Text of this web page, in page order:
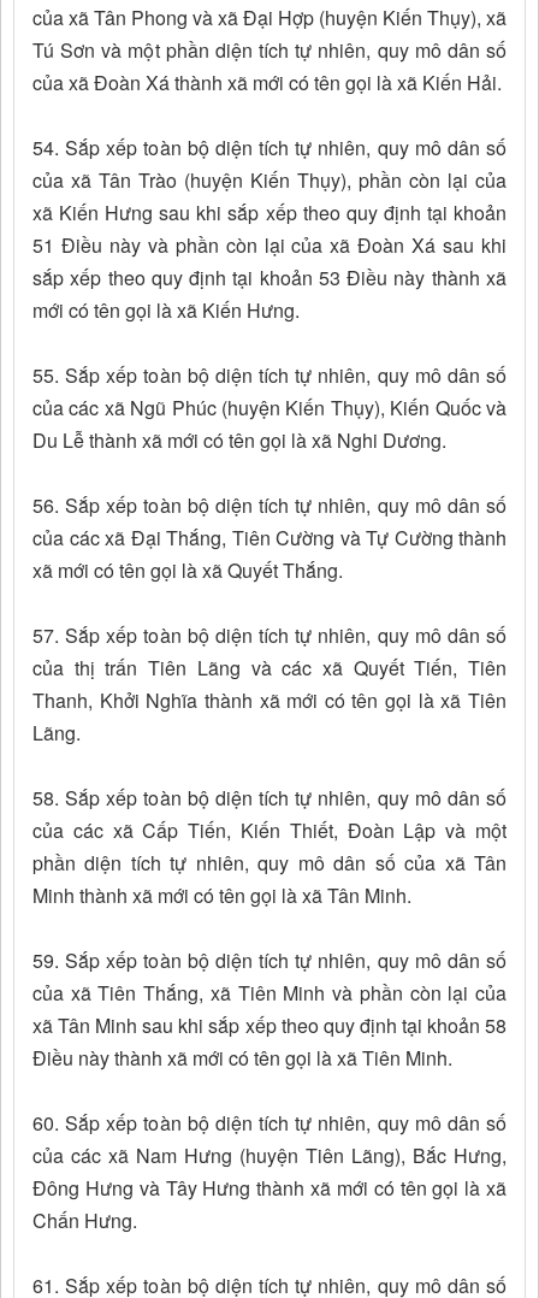
của xã Tân Phong và xã Đại Hợp (huyện Kiến Thụy), xã
Tú Sơn và một phần diện tích tự nhiên, quy mô dân số
của xã Đoàn Xá thành xã mới có tên gọi là xã Kiến Hải.
54. Sắp xếp toàn bộ diện tích tự nhiên, quy mô dân số
của xã Tân Trào (huyện Kiến Thụy), phần còn lại của
xã Kiến Hưng sau khi sắp xếp theo quy định tại khoản
51 Điều này và phần còn lại của xã Đoàn Xá sau khi
sắp xếp theo quy định tại khoản 53 Điều này thành xã
mới có tên gọi là xã Kiến Hưng.
55. Sắp xếp toàn bộ diện tích tự nhiên, quy mô dân số
của các xã Ngũ Phúc (huyện Kiến Thụy), Kiến Quốc và
Du Lễ thành xã mới có tên gọi là xã Nghi Dương.
56. Sắp xếp toàn bộ diện tích tự nhiên, quy mô dân số
của các xã Đại Thắng, Tiên Cường và Tự Cường thành
xã mới có tên gọi là xã Quyết Thắng.
57. Sắp xếp toàn bộ diện tích tự nhiên, quy mô dân số
của thị trấn Tiên Lãng và các xã Quyết Tiến, Tiên
Thanh, Khởi Nghĩa thành xã mới có tên gọi là xã Tiên
Lãng.
58. Sắp xếp toàn bộ diện tích tự nhiên, quy mô dân số
của các xã Cấp Tiến, Kiến Thiết, Đoàn Lập và một
phần diện tích tự nhiên, quy mô dân số của xã Tân
Minh thành xã mới có tên gọi là xã Tân Minh.
59. Sắp xếp toàn bộ diện tích tự nhiên, quy mô dân số
của xã Tiên Thắng, xã Tiên Minh và phần còn lại của
xã Tân Minh sau khi sắp xếp theo quy định tại khoản 58
Điều này thành xã mới có tên gọi là xã Tiên Minh.
60. Sắp xếp toàn bộ diện tích tự nhiên, quy mô dân số
của các xã Nam Hưng (huyện Tiên Lãng), Bắc Hưng,
Đông Hưng và Tây Hưng thành xã mới có tên gọi là xã
Chấn Hưng.
61. Sắp xếp toàn bộ diện tích tự nhiên, quy mô dân số